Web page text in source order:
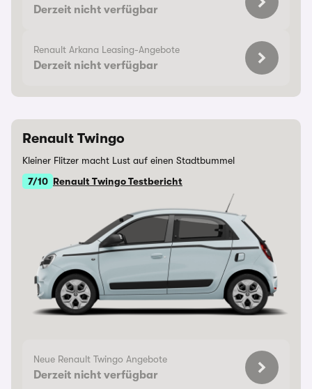
Derzeit nicht verfügbar
Renault Arkana Leasing-Angebote
Derzeit nicht verfügbar
Renault Twingo
Kleiner Flitzer macht Lust auf einen Stadtbummel
7/10 Renault Twingo Testbericht
Neue Renault Twingo Angebote
Derzeit nicht verfügbar